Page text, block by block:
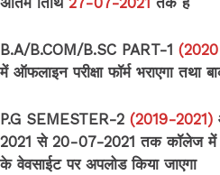
B.A/B.COM/B.SC PART-1
में ऑफलाइन परीक्षा फॉर्म भराएगा तथा
P.G SEMESTER-2 (2019-2021)
2021 से 20-07-2021 तक कॉलेज में है
के वेवसाईट पर अपलोड किया जाएगा